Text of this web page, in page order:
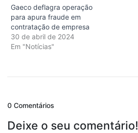
Gaeco deflagra operação
para apura fraude em
contratação de empresa
30 de abril de 2024
Em "Notícias"
0 Comentários
Deixe o seu comentário!